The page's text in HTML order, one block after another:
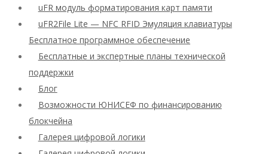
uFR модуль форматирования карт памяти
uFR2File Lite — NFC RFID Эмуляция клавиатуры
Бесплатное программное обеспечение
Бесплатные и экспертные планы технической
поддержки
Блог
Возможности ЮНИСЕФ по финансированию
блокчейна
Галерея цифровой логики